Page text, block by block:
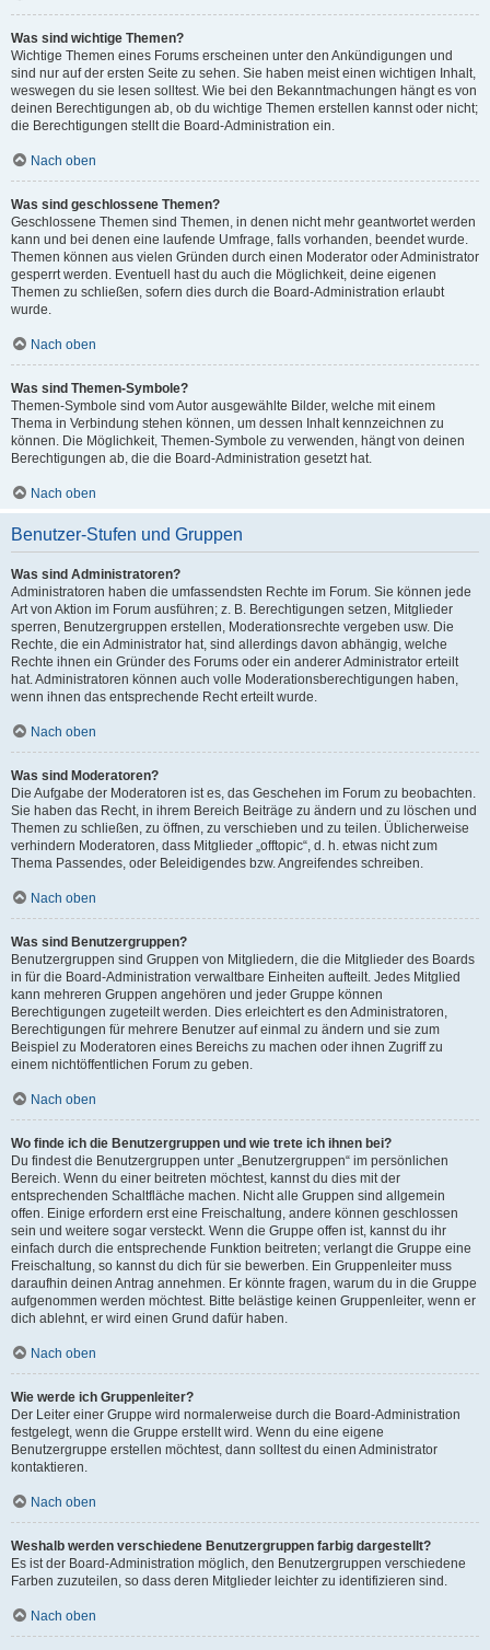
Was sind wichtige Themen?
Wichtige Themen eines Forums erscheinen unter den Ankündigungen und
sind nur auf der ersten Seite zu sehen. Sie haben meist einen wichtigen Inhalt,
weswegen du sie lesen solltest. Wie bei den Bekanntmachungen hängt es von
deinen Berechtigungen ab, ob du wichtige Themen erstellen kannst oder nicht;
die Berechtigungen stellt die Board-Administration ein.
Nach oben
Was sind geschlossene Themen?
Geschlossene Themen sind Themen, in denen nicht mehr geantwortet werden
kann und bei denen eine laufende Umfrage, falls vorhanden, beendet wurde.
Themen können aus vielen Gründen durch einen Moderator oder Administrator
gesperrt werden. Eventuell hast du auch die Möglichkeit, deine eigenen
Themen zu schließen, sofern dies durch die Board-Administration erlaubt
wurde.
Nach oben
Was sind Themen-Symbole?
Themen-Symbole sind vom Autor ausgewählte Bilder, welche mit einem
Thema in Verbindung stehen können, um dessen Inhalt kennzeichnen zu
können. Die Möglichkeit, Themen-Symbole zu verwenden, hängt von deinen
Berechtigungen ab, die die Board-Administration gesetzt hat.
Nach oben
Benutzer-Stufen und Gruppen
Was sind Administratoren?
Administratoren haben die umfassendsten Rechte im Forum. Sie können jede
Art von Aktion im Forum ausführen; z. B. Berechtigungen setzen, Mitglieder
sperren, Benutzergruppen erstellen, Moderationsrechte vergeben usw. Die
Rechte, die ein Administrator hat, sind allerdings davon abhängig, welche
Rechte ihnen ein Gründer des Forums oder ein anderer Administrator erteilt
hat. Administratoren können auch volle Moderationsberechtigungen haben,
wenn ihnen das entsprechende Recht erteilt wurde.
Nach oben
Was sind Moderatoren?
Die Aufgabe der Moderatoren ist es, das Geschehen im Forum zu beobachten.
Sie haben das Recht, in ihrem Bereich Beiträge zu ändern und zu löschen und
Themen zu schließen, zu öffnen, zu verschieben und zu teilen. Üblicherweise
verhindern Moderatoren, dass Mitglieder „offtopic“, d. h. etwas nicht zum
Thema Passendes, oder Beleidigendes bzw. Angreifendes schreiben.
Nach oben
Was sind Benutzergruppen?
Benutzergruppen sind Gruppen von Mitgliedern, die die Mitglieder des Boards
in für die Board-Administration verwaltbare Einheiten aufteilt. Jedes Mitglied
kann mehreren Gruppen angehören und jeder Gruppe können
Berechtigungen zugeteilt werden. Dies erleichtert es den Administratoren,
Berechtigungen für mehrere Benutzer auf einmal zu ändern und sie zum
Beispiel zu Moderatoren eines Bereichs zu machen oder ihnen Zugriff zu
einem nichtöffentlichen Forum zu geben.
Nach oben
Wo finde ich die Benutzergruppen und wie trete ich ihnen bei?
Du findest die Benutzergruppen unter „Benutzergruppen“ im persönlichen
Bereich. Wenn du einer beitreten möchtest, kannst du dies mit der
entsprechenden Schaltfläche machen. Nicht alle Gruppen sind allgemein
offen. Einige erfordern erst eine Freischaltung, andere können geschlossen
sein und weitere sogar versteckt. Wenn die Gruppe offen ist, kannst du ihr
einfach durch die entsprechende Funktion beitreten; verlangt die Gruppe eine
Freischaltung, so kannst du dich für sie bewerben. Ein Gruppenleiter muss
daraufhin deinen Antrag annehmen. Er könnte fragen, warum du in die Gruppe
aufgenommen werden möchtest. Bitte belästige keinen Gruppenleiter, wenn er
dich ablehnt, er wird einen Grund dafür haben.
Nach oben
Wie werde ich Gruppenleiter?
Der Leiter einer Gruppe wird normalerweise durch die Board-Administration
festgelegt, wenn die Gruppe erstellt wird. Wenn du eine eigene
Benutzergruppe erstellen möchtest, dann solltest du einen Administrator
kontaktieren.
Nach oben
Weshalb werden verschiedene Benutzergruppen farbig dargestellt?
Es ist der Board-Administration möglich, den Benutzergruppen verschiedene
Farben zuzuteilen, so dass deren Mitglieder leichter zu identifizieren sind.
Nach oben